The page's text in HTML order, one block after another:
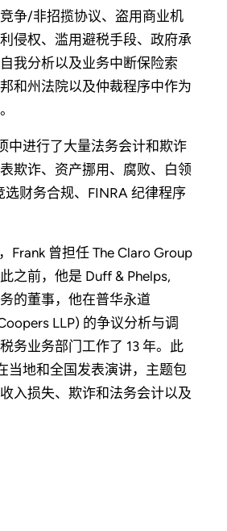
争/非招揽协议、盗用商业机
侵权、滥用避税手段、政府承
我分析以及业务中断保险索
和州法院以及仲裁程序中作为
中进行了大量法务会计和欺诈
欺诈、资产挪用、腐败、白领
财务合规、FINRA 纪律程序
Frank 曾担任 The Claro Group
之前，他是 Duff & Phelps,
的董事，他在普华永道
LLP) 的争议分析与调
务业务部门工作了 13 年。此
当地和全国发表演讲，主题包
入损失、欺诈和法务会计以及